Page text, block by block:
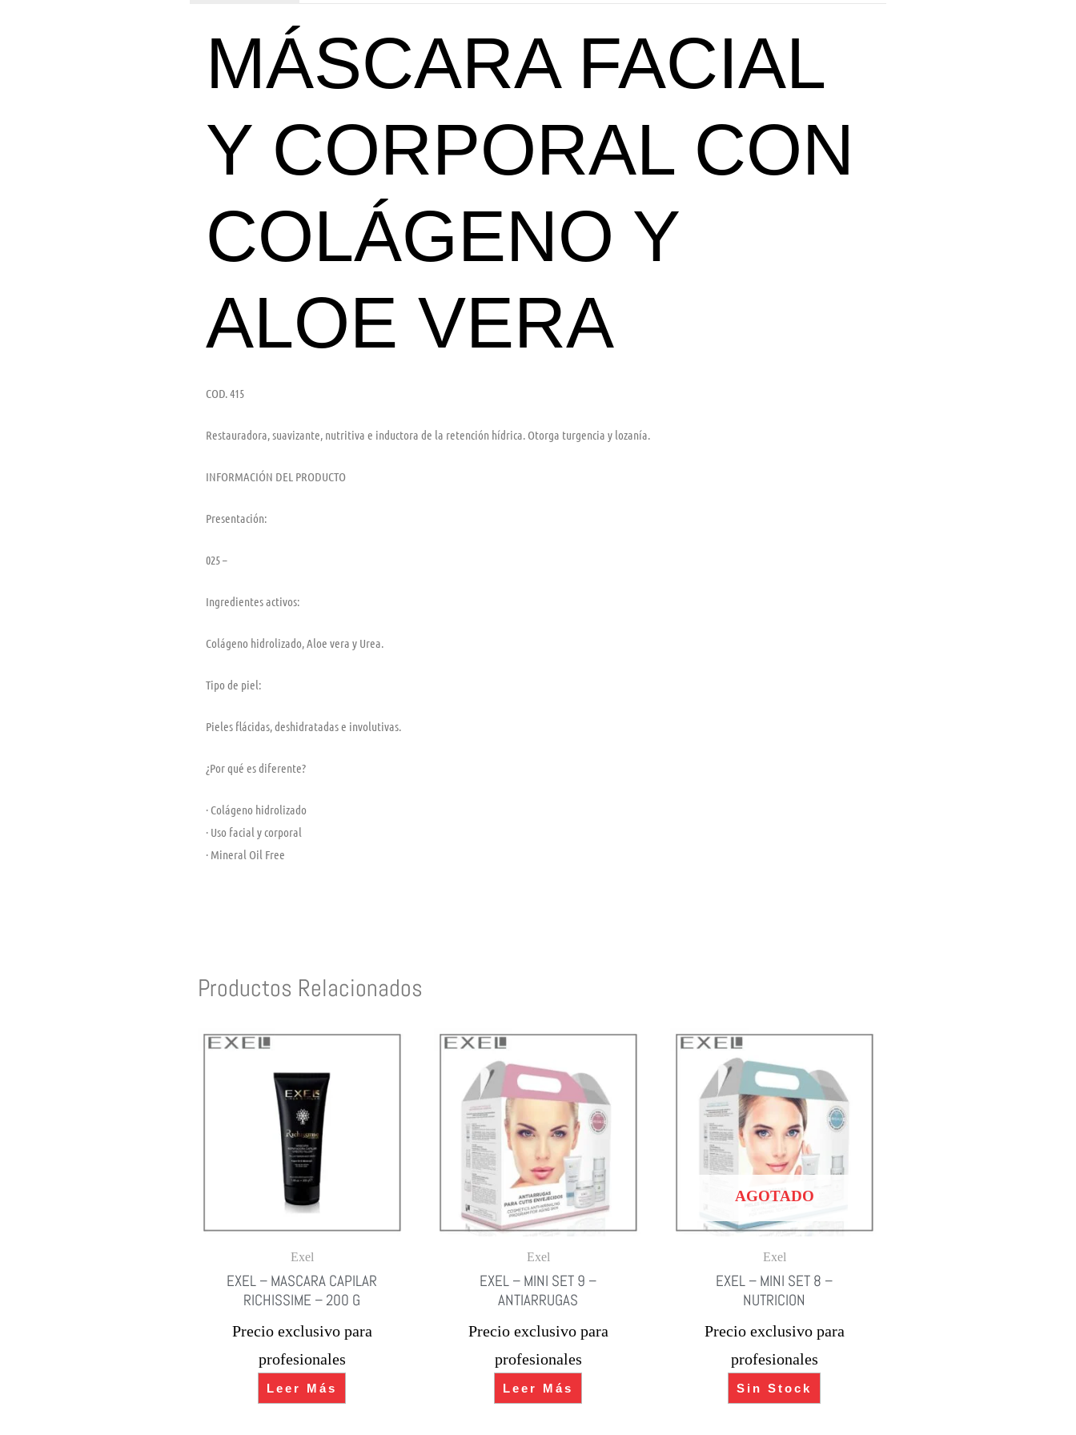
MÁSCARA FACIAL
Y CORPORAL CON
COLÁGENO Y
ALOE VERA
COD. 415
Restauradora, suavizante, nutritiva e inductora de la retención hídrica. Otorga turgencia y lozanía.
INFORMACIÓN DEL PRODUCTO
Presentación:
025 –
Ingredientes activos:
Colágeno hidrolizado, Aloe vera y Urea.
Tipo de piel:
Pieles flácidas, deshidratadas e involutivas.
¿Por qué es diferente?
· Colágeno hidrolizado
· Uso facial y corporal
· Mineral Oil Free
Productos Relacionados
Exel
EXEL – MASCARA CAPILAR
RICHISSIME – 200 G
Precio exclusivo para
profesionales
Leer Más
Exel
EXEL – MINI SET 9 –
ANTIARRUGAS
Precio exclusivo para
profesionales
Leer Más
AGOTADO
Exel
EXEL – MINI SET 8 –
NUTRICION
Precio exclusivo para
profesionales
Sin Stock